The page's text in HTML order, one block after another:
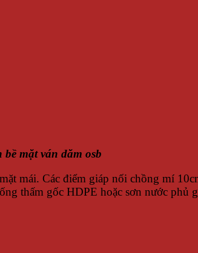
mặt ván dăm osb
mái. Các điểm giáp nối chồng mí
thấm gốc HDPE hoặc sơn nước phủ